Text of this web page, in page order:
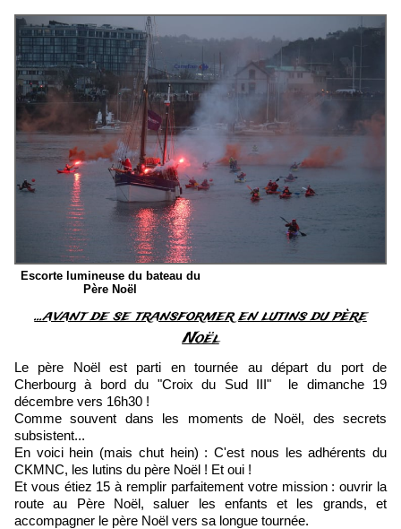
Escorte lumineuse du bateau du
Père Noël
...avant de se transformer en lutins du père
Noël
Le père Noël est parti en tournée au départ du port de
Cherbourg à bord du "Croix du Sud III" le dimanche 19
décembre vers 16h30 !
Comme souvent dans les moments de Noël, des secrets
subsistent...
En voici hein (mais chut hein) : C'est nous les adhérents du
CKMNC, les lutins du père Noël ! Et oui !
Et vous étiez 15 à remplir parfaitement votre mission : ouvrir la
route au Père Noël, saluer les enfants et les grands, et
accompagner le père Noël vers sa longue tournée.